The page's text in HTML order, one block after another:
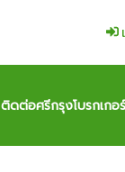
ติดต่อศรีกรุงโบรกเกอ